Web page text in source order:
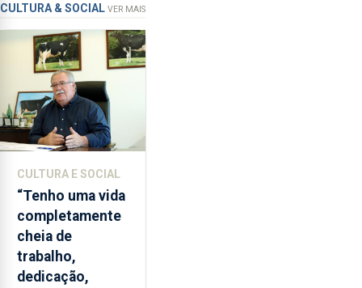
apanha
ilegal
lapas
2022
e
2026.
ilha
das
Flores
apresenta
um
“decréscimo
instrumentos
CULTURA & SOCIAL VER MAIS
CULTURA E SOCIAL
“Tenho uma vida
completamente
cheia de
trabalho,
dedicação,